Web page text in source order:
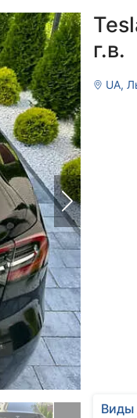
г.в.
UA,
Виды